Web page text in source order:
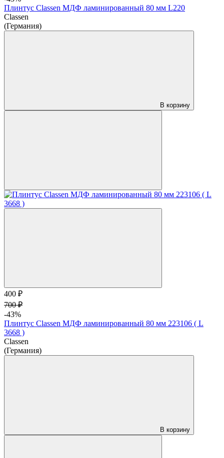
Плинтус Classen МДФ ламинированный 80 мм L220
Classen
(Германия)
В корзину
400 ₽
700 ₽
-43%
Плинтус Classen МДФ ламинированный 80 мм 223106 ( L
3668 )
Classen
(Германия)
В корзину